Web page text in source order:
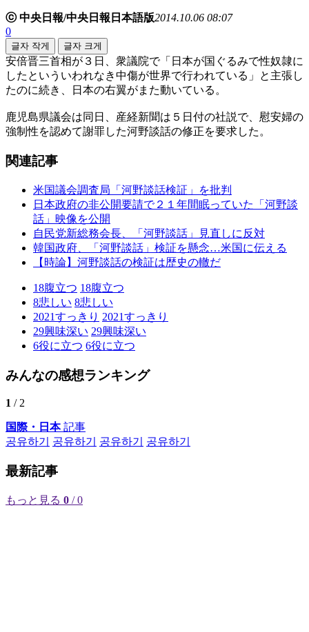
ⓒ 中央日報/中央日報日本語版2014.10.06 08:07
0
글자 작게 글자 크게
安倍晋三首相が３日、衆議院で「日本が国ぐるみで性奴隷に
したといういわれなき中傷が世界で行われている」と主張し
たのに続き、日本の右翼がまた動いている。
鹿児島県議会は同日、産経新聞は５日付の社説で、慰安婦の
強制性を認めて謝罪した河野談話の修正を要求した。
関連記事
米国議会調査局「河野談話検証」を批判
日本政府の非公開要請で２１年間眠っていた「河野談
話」映像を公開
自民党新総務会長、「河野談話」見直しに反対
韓国政府、「河野談話」検証を懸念…米国に伝える
【時論】河野談話の検証は歴史の轍だ
18腹立つ 18腹立つ
8悲しい 8悲しい
2021すっきり 2021すっきり
29興味深い 29興味深い
6役に立つ 6役に立つ
みんなの感想ランキング
1 / 2
国際・日本記事
공유하기
공유하기 공유하기 공유하기
最新記事
もっと見る 0 / 0